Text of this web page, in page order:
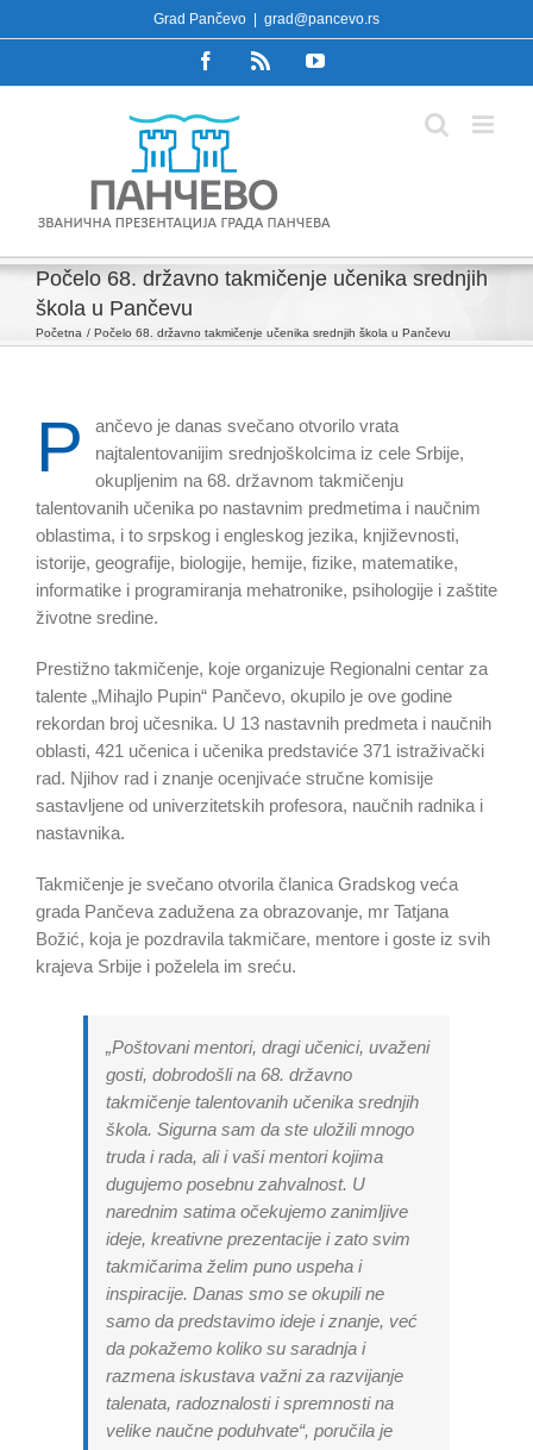
to
Grad Pančevo grad@pancevo.rs
FacebookRss YouTube
Počelo 68. državno takmičenje učenika srednjih
škola u Pančevu
Početna Počelo 68. državno takmičenje učenika srednjih škola u Pančevu
P
ančevo je danas svečano otvorilo vrata
najtalentovanijim srednjoškolcima iz cele Srbije,
okupljenim na 68. državnom takmičenju
talentovanih učenika po nastavnim predmetima i naučnim
oblastima, i to srpskog i engleskog jezika, književnosti,
istorije, geografije, biologije, hemije, fizike, matematike,
informatike i programiranja mehatronike, psihologije i zaštite
životne sredine.
Prestižno takmičenje, koje organizuje Regionalni centar za
talente „Mihajlo Pupin“ Pančevo, okupilo je ove godine
rekordan broj učesnika. U 13 nastavnih predmeta i naučnih
oblasti, 421 učenica i učenika predstaviće 371 istraživački
rad. Njihov rad i znanje ocenjivaće stručne komisije
sastavljene od univerzitetskih profesora, naučnih radnika i
nastavnika.
Takmičenje je svečano otvorila članica Gradskog veća
grada Pančeva zadužena za obrazovanje, mr Tatjana
Božić, koja je pozdravila takmičare, mentore i goste iz svih
krajeva Srbije i poželela im sreću.
„Poštovani mentori, dragi učenici, uvaženi
gosti, dobrodošli na 68. državno
takmičenje talentovanih učenika srednjih
škola. Sigurna sam da ste uložili mnogo
truda i rada, ali i vaši mentori kojima
dugujemo posebnu zahvalnost. U
narednim satima očekujemo zanimljive
ideje, kreativne prezentacije i zato svim
takmičarima želim puno uspeha i
inspiracije. Danas smo se okupili ne
samo da predstavimo ideje i znanje, već
da pokažemo koliko su saradnja i
razmena iskustava važni za razvijanje
talenata, radoznalosti i spremnosti na
velike naučne poduhvate“, poručila je